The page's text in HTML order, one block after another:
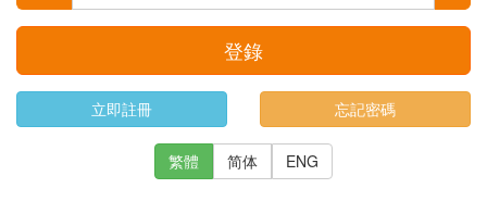
登錄
立即註冊 忘記密碼
繁體 简体 ENG